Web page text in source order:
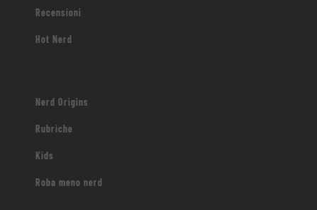
Recensioni
Hot Nerd
Nerd Origins
Rubriche
Kids
Roba meno nerd